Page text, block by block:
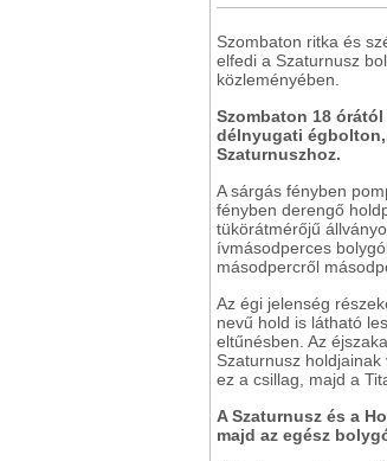
Szombaton ritka és
elfedi a Szaturnusz
közleményében.
Szombaton 18
délnyugati
Szaturnuszhoz.
A sárgás fényben
fényben derengő
tükörátmérőjű
ívmásodperces
másodpercről
Az égi jelenség
nevű hold is látható
eltűnésben. Az
Szaturnusz
ez a csillag, majd a
A Szaturnusz és a
majd az egész